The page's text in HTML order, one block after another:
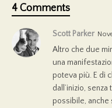
4 Comments
Scott Parker
Altro che due
una
poteva più. E di
dall’inizio,
possibile, anche